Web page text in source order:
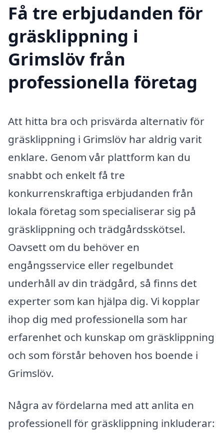
Få tre erbjudanden för
gräsklippning i
Grimslöv från
professionella företag
Att hitta bra och prisvärda alternativ för
gräsklippning i Grimslöv har aldrig varit
enklare. Genom vår plattform kan du
snabbt och enkelt få tre
konkurrenskraftiga erbjudanden från
lokala företag som specialiserar sig på
gräsklippning och trädgårdsskötsel.
Oavsett om du behöver en
engångsservice eller regelbundet
underhåll av din trädgård, så finns det
experter som kan hjälpa dig. Vi kopplar
ihop dig med professionella som har
erfarenhet och kunskap om gräsklippning
och som förstår behoven hos boende i
Grimslöv.
Några av fördelarna med att anlita en
professionell för gräsklippning inkluderar: